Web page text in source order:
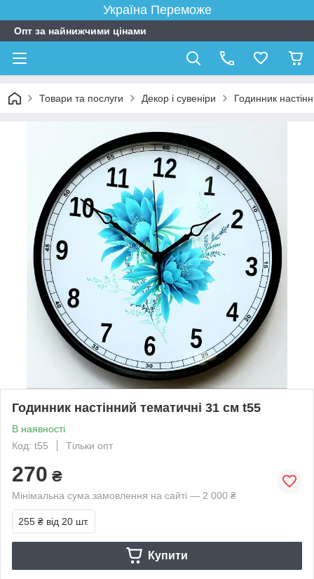
Україна Переможе
Опт за найнижчими цінами
Товари та послуги Декор і сувеніри Годинник
Годинник настінний тематичні 31 см t55
В наявності
Код: t55
Тільки опт
270 ₴
Мінімальна сума замовлення на сайті — 2 000 ₴
255 ₴ від 20 шт.
Купити